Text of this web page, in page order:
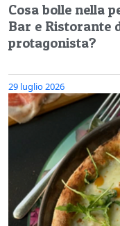
Cosa bolle nella
Bar e Ristorante
protagonista?
29 luglio 2026